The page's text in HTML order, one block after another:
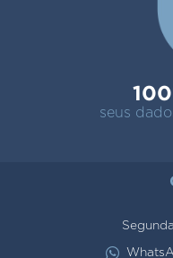
seus